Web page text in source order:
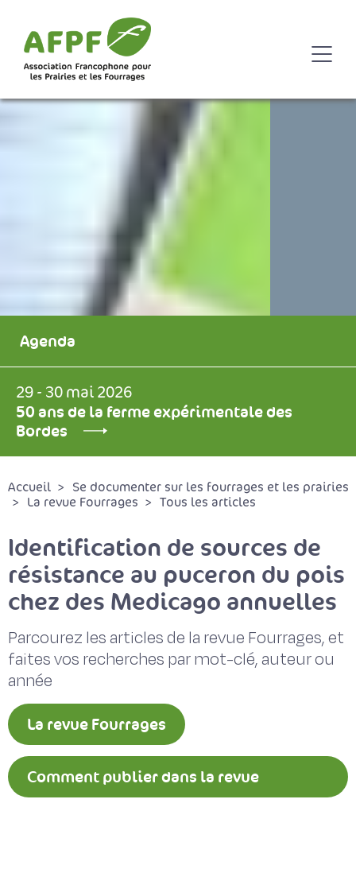
Agenda
29 - 30 mai 2026
50 ans de la ferme expérimentale des
Bordes
Accueil
Se documenter sur les fourrages et les prairies
La revue Fourrages
Tous les articles
Identification de sources de
résistance au puceron du pois
chez des Medicago annuelles
Parcourez les articles de la revue Fourrages, et
faites vos recherches par mot-clé, auteur ou
année
La revue Fourrages
Comment publier dans la revue